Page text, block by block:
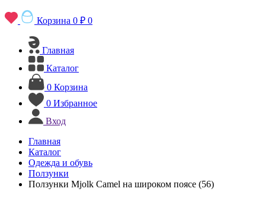
Корзина 0 ₽ 0
Главная
Каталог
0 Корзина
0 Избранное
Вход
Главная
Каталог
Одежда и обувь
Ползунки
Ползунки Mjolk Camel на широком поясе (56)